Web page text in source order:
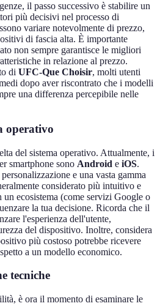
il passo successivo è stabilire un
più decisivi nel processo di
variare notevolmente di prezzo,
di fascia alta. È importante
non sempre garantisce le migliori
in relazione al prezzo.
di UFC-Que Choisir, molti utenti
dopo aver riscontrato che i modelli
una differenza percepibile nelle
operativo
del sistema operativo. Attualmente, i
smartphone sono Android e iOS.
e una vasta gamma
considerato più intuitivo e
ecosistema (come servizi Google o
la tua decisione. Ricorda che il
l'esperienza dell'utente,
del dispositivo. Inoltre, considera
più costoso potrebbe ricevere
a un modello economico.
tecniche
è ora il momento di esaminare le